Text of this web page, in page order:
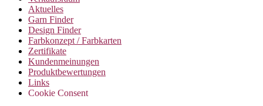
Aktuelles
Garn Finder
Design Finder
Farbkonzept / Farbkarten
Zertifikate
Kundenmeinungen
Produktbewertungen
Links
Cookie Consent